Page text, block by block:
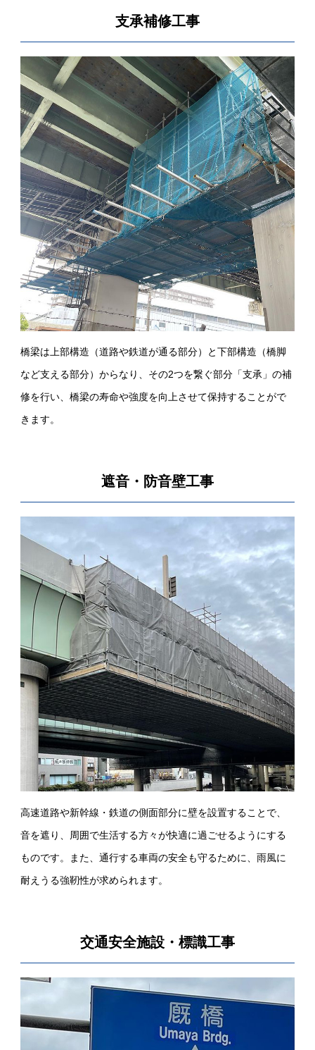
支承補修工事
橋梁は上部構造（道路や鉄道が通る部分）と下部構造（橋脚
など支える部分）からなり、その2つを繋ぐ部分「支承」の補
修を行い、橋梁の寿命や強度を向上させて保持することがで
きます。
遮音・防音壁工事
高速道路や新幹線・鉄道の側面部分に壁を設置することで、
音を遮り、周囲で生活する方々が快適に過ごせるようにする
ものです。また、通行する車両の安全も守るために、雨風に
耐えうる強靭性が求められます。
交通安全施設・標識工事